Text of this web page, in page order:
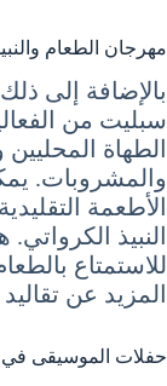
مهرجان الطعام
بالإضافة إلى
سبليت من
الطهاة
والمشروبات.
الأطعمة
النبيذ
للاستمتاع
المزيد عن
حفلات الموسيقى في